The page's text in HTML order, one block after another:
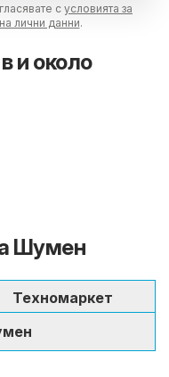
с условията за
лични данни.
и около
Шумен
Техномаркет